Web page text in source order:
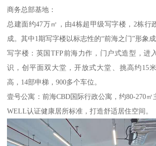
商务总部基地：
总建面约47万㎡，由4栋超甲级写字楼，2栋行
成。其中1期写字楼以标志性的“前海之门”形象成
写字楼：英国TFP前海力作，门户式造型，进
识，创平面双大堂，开放式大堂、挑高约15
高，14部申梯，900多个车位。
壹号公寓：前海CBD国际行政公寓，约80-270㎡
WELL认证健康居所标准，打造舒适居住空间。